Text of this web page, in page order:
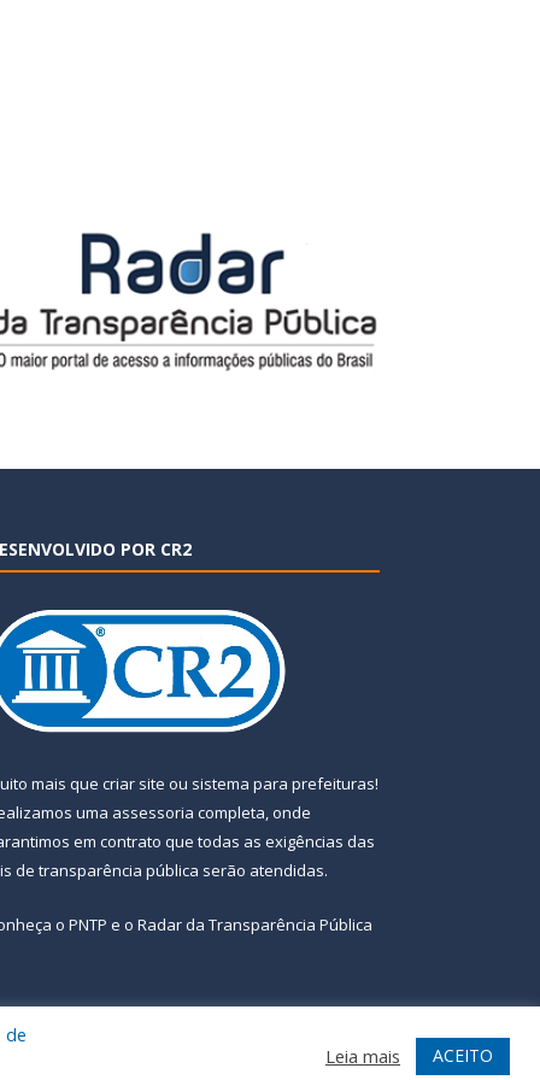
POR CR2
mais que criar site ou sistema para prefeituras!
uma assessoria completa, onde
em contrato que todas as exigências das
de transparência pública serão atendidas.
o PNTP e o Radar da Transparência Pública
Acessar Webmail
de
Leia mais ACEITO